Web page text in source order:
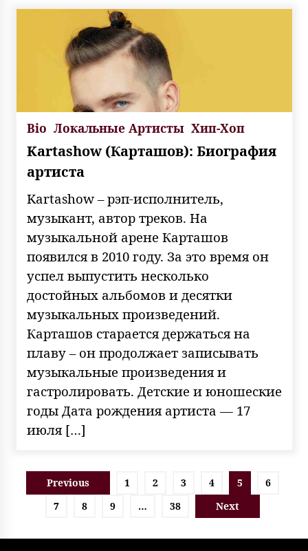
Bio Локальные Артисты Хип-Хоп
Kartashow (Карташов): Биография
артиста
Kartashow – рэп-исполнитель,
музыкант, автор треков. На
музыкальной арене Карташов
появился в 2010 году. За это время он
успел выпустить несколько
достойных альбомов и десятки
музыкальных произведений.
Карташов старается держаться на
плаву – он продолжает записывать
музыкальные произведения и
гастролировать. Детские и юношеские
годы Дата рождения артиста — 17
июля […]
Пагинация
записей
Previous 1 2 3 4 5
6
7
8 9 … 38 Next